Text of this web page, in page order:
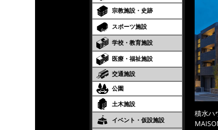
宗教施設・史跡
スポーツ施設
学校・教育施設
医療・福祉施設
交通施設
公園
土木施設
イベント・仮設施設
積水